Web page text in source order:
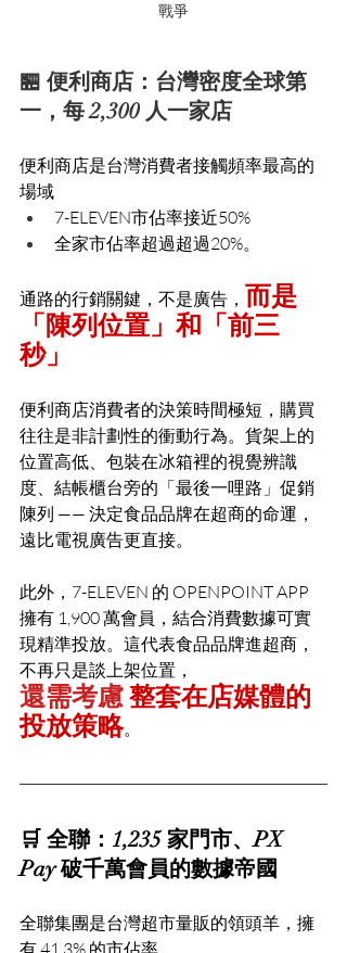
戰爭
🏪 便利商店：台灣密度全球第
一，每 2,300 人一家店
便利商店是台灣消費者接觸頻率最高的
場域
7-ELEVEN市佔率接近50%
全家市佔率超過超過20%。
通路的行銷關鍵，不是廣告， 而是
「陳列位置」和「前三
秒」
便利商店消費者的決策時間極短，購買
往往是非計劃性的衝動行為。貨架上的
位置高低、包裝在冰箱裡的視覺辨識
度、結帳櫃台旁的「最後一哩路」促銷
陳列 —— 決定食品品牌在超商的命運，
遠比電視廣告更直接。
此外，7-ELEVEN 的 OPENPOINT APP
擁有 1,900 萬會員，結合消費數據可實
現精準投放。這代表食品品牌進超商，
不再只是談上架位置，
還需考慮 整套在店媒體的
投放策略。
🛒 全聯：1,235 家門市、PX
Pay 破千萬會員的數據帝國
全聯集團是台灣超市量販的領頭羊，擁